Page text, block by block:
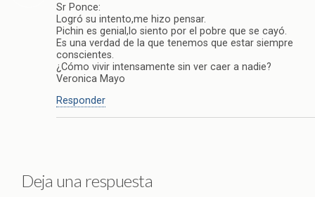
Sr Ponce:
Logró su intento,me hizo pensar.
Pichin es genial,lo siento por el pobre que se cayó.
Es una verdad de la que tenemos que estar siempre
conscientes.
¿Cómo vivir intensamente sin ver caer a nadie?
Veronica Mayo
Responder
Deja una respuesta